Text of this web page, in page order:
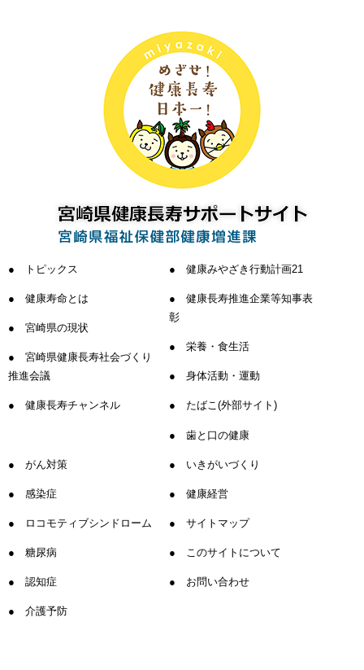
トピックス
健康寿命とは
宮崎県の現状
宮崎県健康長寿社会づくり
推進会議
健康長寿チャンネル
健康みやざき行動計画21
健康長寿推進企業等知事表
彰
栄養・食生活
身体活動・運動
たばこ(外部サイト)
歯と口の健康
がん対策
感染症
ロコモティブシンドローム
糖尿病
認知症
介護予防
いきがいづくり
健康経営
サイトマップ
このサイトについて
お問い合わせ